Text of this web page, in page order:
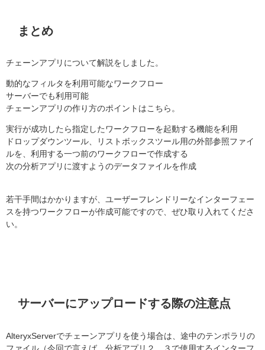
まとめ
チェーンアプリについて解説をしました。
動的なフィルタを利用可能なワークフロー
サーバーでも利用可能
チェーンアプリの作り方のポイントはこちら。
実行が成功したら指定したワークフローを起動する機能を利用
ドロップダウンツール、リストボックスツール用の外部参照ファイ
ルを、利用する一つ前のワークフローで作成する
次の分析アプリに渡すようのデータファイルを作成
若干手間はかかりますが、ユーザーフレンドリーなインターフェー
スを持つワークフローが作成可能ですので、ぜひ取り入れてくださ
い。
サーバーにアップロードする際の注意点
AlteryxServerでチェーンアプリを使う場合は、途中のテンポラリの
ファイル（今回で言えば、分析アプリ２，３で使用するインターフ